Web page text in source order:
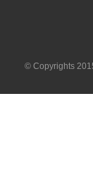
© Copyrights